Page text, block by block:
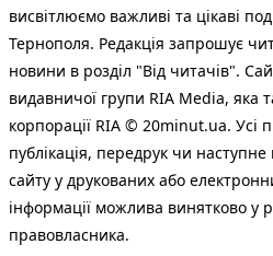
висвітлюємо важливі та цікаві
Тернополя. Редакція запрошує
новини в розділ "Від читачів".
видавничої групи RIA Media, яка
корпорації RIA © 20minut.ua. Усі
публiкацiя, передрук чи
сайту у друкованих або
інформації можлива винятково у
правовласника.